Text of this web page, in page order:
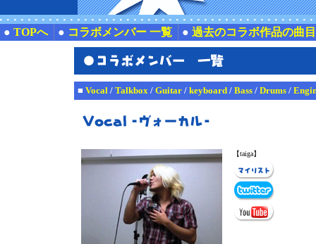
● TOPへ ● コラボメンバー 一覧 ● 過去のコラボ作品の曲
■ Vocal / Talkbox / Guitar / keyboard / Bass / Drums /
【taiga】